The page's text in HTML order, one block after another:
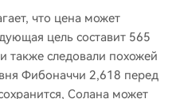
что цена может
цель составит 565
также следовали похожей
Фибоначчи 2,618 перед
Солана может